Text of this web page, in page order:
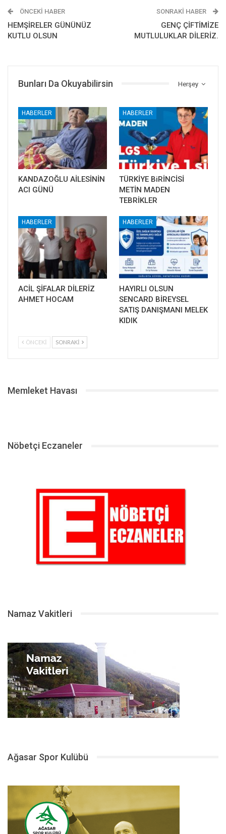
ÖNCEKI HABER
HEMŞİRELER GÜNÜNÜZ
KUTLU OLSUN
SONRAKI HABER
GENÇ ÇİFTİMİZE
MUTLULUKLAR DİLERİZ.
Herşey
Bunları Da Okuyabilirsin
HABERLER
KANDAZOĞLU AİLESİNİN
ACI GÜNÜ
HABERLER
TÜRKİYE BiRİNCİSİ
METİN MADEN
TEBRİKLER
HABERLER
ACİL ŞİFALAR DİLERİZ
AHMET HOCAM
HABERLER
HAYIRLI OLSUN
SENCARD BİREYSEL
SATIŞ DANIŞMANI MELEK
KIDIK
ÖNCEKI SONRAKI
Memleket Havası
Nöbetçi Eczaneler
Namaz Vakitleri
Ağasar Spor Kulübü